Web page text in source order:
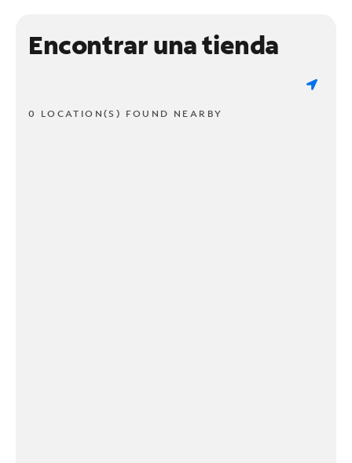
Encontrar una tienda
0 LOCATION(S) FOUND NEARBY